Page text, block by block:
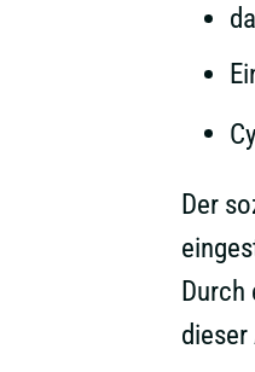
Der
Durch